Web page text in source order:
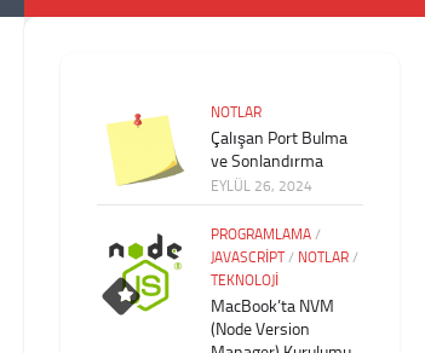
NOTLAR
Çalışan Port Bulma
ve Sonlandırma
EYLÜL 26, 2024
PROGRAMLAMA /
JAVASCRIPT/ NOTLAR /
TEKNOLOJI
MacBook’ta NVM
(Node Version